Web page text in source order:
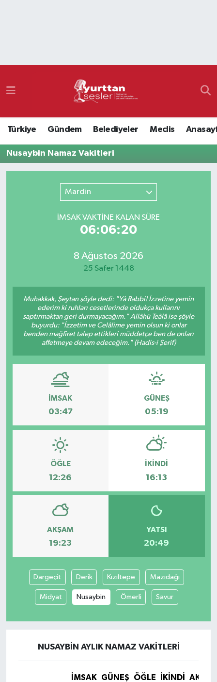
Türkiye Gündem Belediyeler Meclis
Nusaybin Namaz Vakitleri
Mardin
İMSAK VAKTİNE KALAN SÜRE
06:06:20
8 Ağustos 2026
25 Safer 1448
Muhakkak, Şeytan şöyle dedi: "Yâ Rabbi! İzzetine yemin
ederim ki ruhları cesetlerinde oldukça kullarını
saptırmaktan geri durmayacağım." Allâhü Teâlâ ise şöyle
buyurdu: "İzzetim ve Celâlime yemin olsun ki onlar
benden mağfiret talep ettikleri müddetçe ben de onları
affetmeye devam edeceğim." (Hadis-i Şerif)
İMSAK
03:47
GÜNEŞ
05:19
ÖĞLE
12:26
İKINDI
16:13
AKŞAM
19:23
YATSI
20:49
Dargeçit Derik Kızıltepe Mazıdağı
Midyat Nusaybin Ömerli Savur
NUSAYBIN AYLIK NAMAZ VAKITLERI
İMSAK GÜNEŞ ÖĞLE İKINDI
Namaz Vakitleri
Süper Lig Puan Durumu ve Fikstür
Son Dakika Haberleri